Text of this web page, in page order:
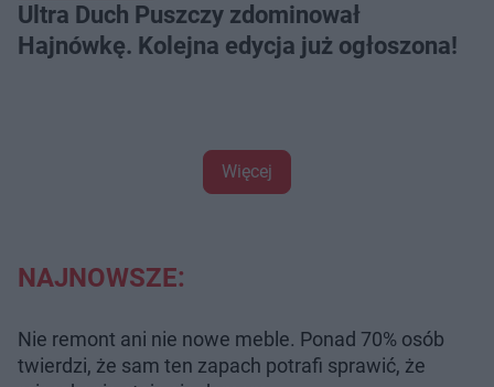
Ultra Duch Puszczy zdominował
Hajnówkę. Kolejna edycja już ogłoszona!
Więcej
NAJNOWSZE:
Nie remont ani nie nowe meble. Ponad 70% osób
twierdzi, że sam ten zapach potrafi sprawić, że